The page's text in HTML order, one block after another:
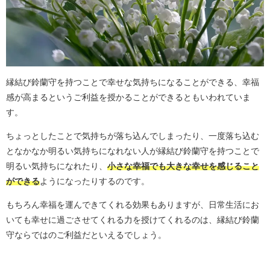
縁結び鈴蘭守を持つことで幸せな気持ちになることができる、幸福
感が高まるというご利益を授かることができるともいわれていま
す。
ちょっとしたことで気持ちが落ち込んでしまったり、一度落ち込む
となかなか明るい気持ちになれない人が縁結び鈴蘭守を持つことで
明るい気持ちになれたり、 小さな幸福でも大きな幸せを感じること
ができるようになったりするのです。
もちろん幸福を運んできてくれる効果もありますが、日常生活にお
いても幸せに過ごさせてくれる力を授けてくれるのは、縁結び鈴蘭
守ならではのご利益だといえるでしょう。